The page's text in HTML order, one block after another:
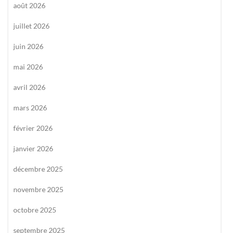
août 2026
juillet 2026
juin 2026
mai 2026
avril 2026
mars 2026
février 2026
janvier 2026
décembre 2025
novembre 2025
octobre 2025
septembre 2025